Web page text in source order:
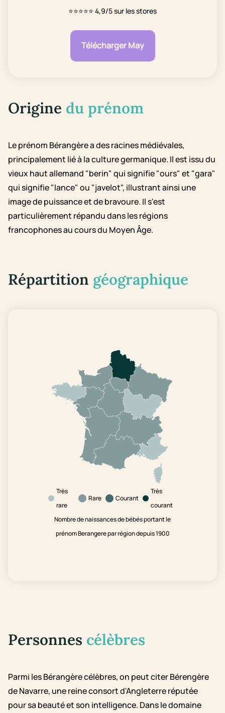
⭐⭐⭐⭐⭐ 4,9/5 sur les stores
Télécharger May
Origine du prénom
Le prénom Bérangère a des racines médiévales,
principalement lié à la culture germanique. Il est issu du
vieux haut allemand "berin" qui signifie "ours" et "gara"
qui signifie "lance" ou "javelot", illustrant ainsi une
image de puissance et de bravoure. Il s'est
particulièrement répandu dans les régions
francophones au cours du Moyen Âge.
Répartition géographique
Très
rare
Rare Courant
Très
courant
Nombre de naissances de bébés portant le
prénom Berangere par région depuis 1900
Personnes célèbres
Parmi les Bérangère célèbres, on peut citer Bérengère
de Navarre, une reine consort d'Angleterre réputée
pour sa beauté et son intelligence. Dans le domaine